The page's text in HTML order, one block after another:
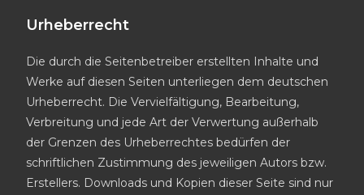
Urheberrecht
Die durch die Seitenbetreiber erstellten Inhalte und
Werke auf diesen Seiten unterliegen dem deutschen
Urheberrecht. Die Vervielfältigung, Bearbeitung,
Verbreitung und jede Art der Verwertung außerhalb
der Grenzen des Urheberrechtes bedürfen der
schriftlichen Zustimmung des jeweiligen Autors bzw.
Erstellers. Downloads und Kopien dieser Seite sind nur